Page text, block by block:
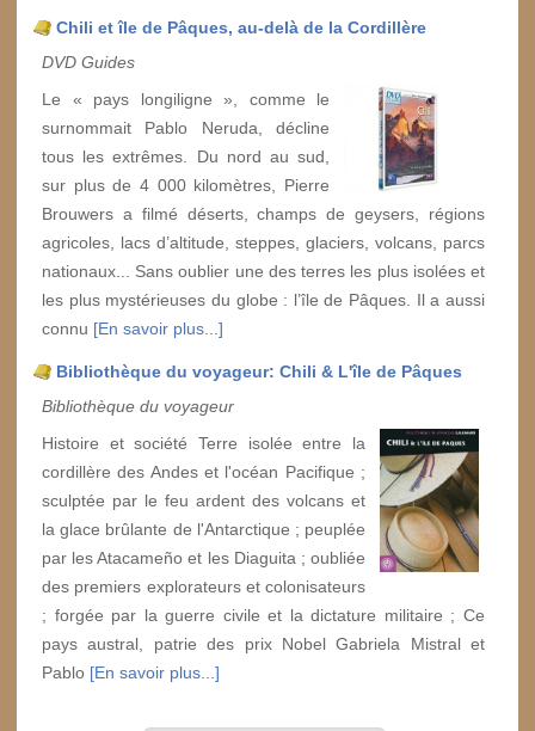
Chili et île de Pâques, au-delà de la Cordillère
DVD Guides
Le « pays longiligne », comme le
surnommait Pablo Neruda, décline
tous les extrêmes. Du nord au sud,
sur plus de 4 000 kilomètres, Pierre
Brouwers a filmé déserts, champs de geysers, régions
agricoles, lacs d’altitude, steppes, glaciers, volcans, parcs
nationaux... Sans oublier une des terres les plus isolées et
les plus mystérieuses du globe : l’île de Pâques. Il a aussi
connu [En savoir plus...]
Bibliothèque du voyageur: Chili & L'île de Pâques
Bibliothèque du voyageur
Histoire et société Terre isolée entre la
cordillère des Andes et l'océan Pacifique ;
sculptée par le feu ardent des volcans et
la glace brûlante de l'Antarctique ; peuplée
par les Atacameño et les Diaguita ; oubliée
des premiers explorateurs et colonisateurs
; forgée par la guerre civile et la dictature militaire ; Ce
pays austral, patrie des prix Nobel Gabriela Mistral et
Pablo [En savoir plus...]